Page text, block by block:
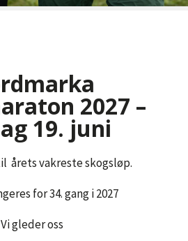
2027 –
19. juni
årets vakreste skogsløp.
for 34. gang i 2027
Vi gleder oss